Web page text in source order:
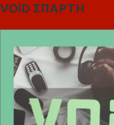
VOiD ΣΠΑΡΤΗ